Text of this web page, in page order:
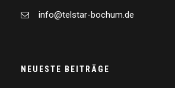
info@telstar-bochum.de
NEUESTE BEITRÄGE